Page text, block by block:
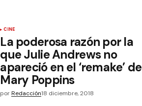
CINE
La poderosa razón por la
que Julie Andrews no
apareció en el ‘remake’ de
Mary Poppins
por Redacción18 diciembre, 2018